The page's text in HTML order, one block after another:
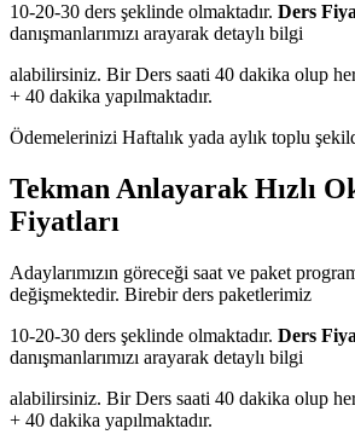
10-20-30 ders şeklinde olmaktadır. Ders
danışmanlarımızı arayarak detaylı bilgi
alabilirsiniz. Bir Ders saati 40 dakika olup
+ 40 dakika yapılmaktadır.
Ödemelerinizi Haftalık yada aylık toplu
Tekman Anlayarak Hızlı
Fiyatları
Adaylarımızın göreceği saat ve paket
değişmektedir. Birebir ders paketlerimiz
10-20-30 ders şeklinde olmaktadır. Ders
danışmanlarımızı arayarak detaylı bilgi
alabilirsiniz. Bir Ders saati 40 dakika olup
+ 40 dakika yapılmaktadır.